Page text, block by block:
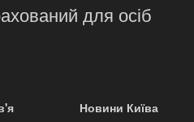
для осіб
Новини Київа